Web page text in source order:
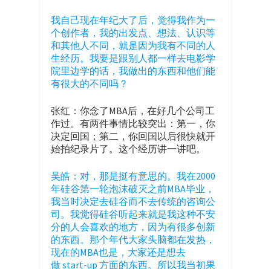
我自己现在年纪大了后，觉得我作为一
个创作者，我的出发点、想法、认识等
和其他人不同，就是因为我有不同的人
生经历。我要是跟别人都一样去电影学
院里边学的话，我做出的东西和他们能
有很大的不同吗？
张红：你念了MBA后，在好几个公司工
作过。有两件事情比较突出：第一，你
决定回国；第二，你回国以后很快就开
始拍纪录片了。这个经历讲一讲吧。
吴皓：对，那是挺有意思的。我在2000
年硅谷第一轮泡沫破灭之前MBA毕业，
我当时决定去硅谷而不去传统的咨询公
司。我觉得硅谷听起来就是我这种不安
分的人会喜欢的地方，因为有很多创新
的东西。那个年代大家头脑都在发热，
现在的MBA也是，大家还是想去
做 start-up 方面的东西。所以我当初果